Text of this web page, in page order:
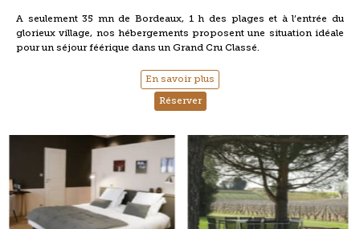
A seulement 35 mn de Bordeaux, 1 h des plages et à l’entrée du
glorieux village, nos hébergements proposent une situation idéale
pour un séjour féérique dans un Grand Cru Classé.
En savoir plus
Réserver